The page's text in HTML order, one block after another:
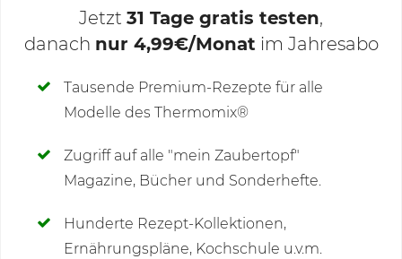
Deine Notizen
Jetzt 31 Tage gratis testen,
danach nur 4,99€/Monat im Jahresabo
Tausende Premium-Rezepte für alle
Modelle des Thermomix®
Zugriff auf alle "mein Zaubertopf"
Magazine, Bücher und Sonderhefte.
Hunderte Rezept-Kollektionen,
Ernährungspläne, Kochschule u.v.m.
Kommentare(7)